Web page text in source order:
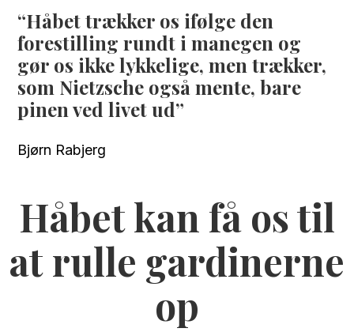
Håbet trækker os ifølge den
forestilling rundt i manegen og
gør os ikke lykkelige, men trækker,
som Nietzsche også mente, bare
pinen ved livet ud
Bjørn Rabjerg
Håbet kan få os til
at rulle gardinerne
op